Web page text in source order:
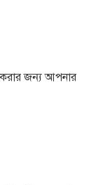
করার জন্য আপনার